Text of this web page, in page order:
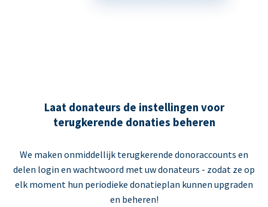
Laat donateurs de instellingen voor
terugkerende donaties beheren
We maken onmiddellijk terugkerende donoraccounts en
delen login en wachtwoord met uw donateurs - zodat ze op
elk moment hun periodieke donatieplan kunnen upgraden
en beheren!